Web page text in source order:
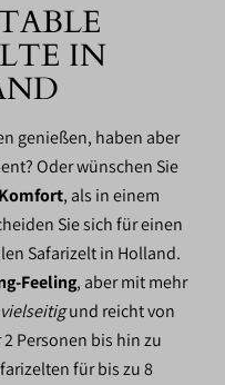
IN
genießen, haben aber
Oder wünschen Sie
, als in einem
Sie sich für einen
Safarizelt in Holland.
Feeling, aber mit mehr
und reicht von
Personen bis hin zu
für bis zu 8